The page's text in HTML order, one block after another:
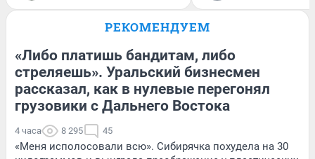
РЕКОМЕНДУЕМ
«Либо платишь бандитам, либо
стреляешь». Уральский бизнесмен
рассказал, как в нулевые перегонял
грузовики с Дальнего Востока
4 часа 8 295 45
«Меня исполосовали всю». Сибирячка похудела на 30